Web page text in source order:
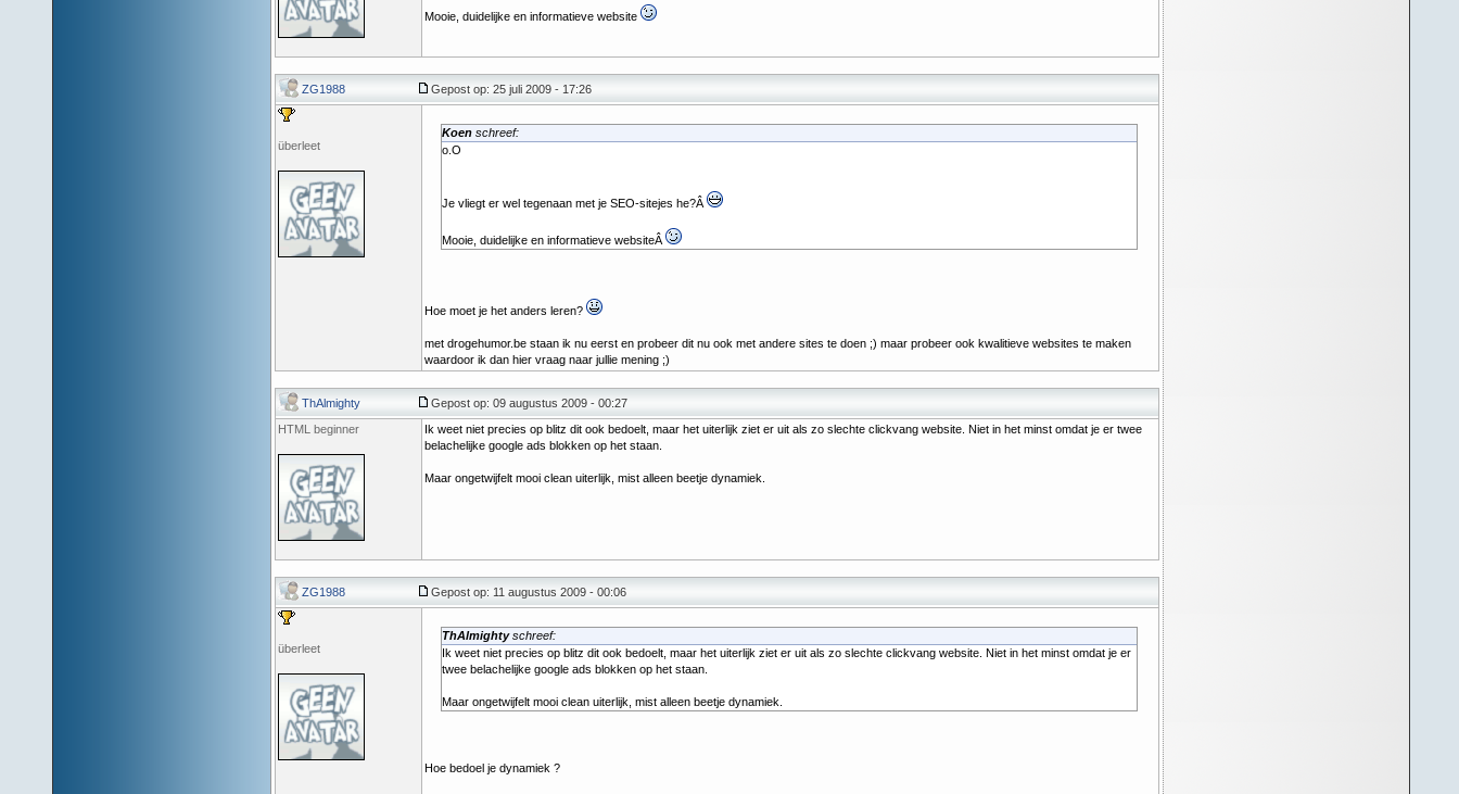
Mooie, duidelijke en informatieve website
ZG1988 Gepost op: 25 juli 2009 - 17:26
überleet
Koenschreef:
o.O
Je vliegt er wel tegenaan met je SEO-sitejes he?Â
Mooie, duidelijke en informatieve websiteÂ
Hoe moet je het anders leren?
met drogehumor.be staan ik nu eerst en probeer dit nu ook met andere sites te doen ;) maar probeer ook kwalitieve websites te maken
waardoor ik dan hier vraag naar jullie mening ;)
ThAlmighty
Gepost op: 09 augustus 2009 - 00:27
HTML beginner
Ik weet niet precies op blitz dit ook bedoelt, maar het uiterlijk ziet er uit als zo slechte clickvang website. Niet in het minst omdat je er twee
belachelijke google ads blokken op het staan.
Maar ongetwijfelt mooi clean uiterlijk, mist alleen beetje dynamiek.
ZG1988 Gepost op: 11 augustus 2009 - 00:06
überleet
ThAlmightyschreef:
Ik weet niet precies op blitz dit ook bedoelt, maar het uiterlijk ziet er uit als zo slechte clickvang website. Niet in het minst omdat je er
twee belachelijke google ads blokken op het staan.
Maar ongetwijfelt mooi clean uiterlijk, mist alleen beetje dynamiek.
Hoe bedoel je dynamiek ?